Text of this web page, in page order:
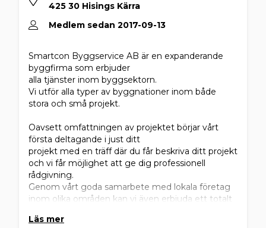
425 30 Hisings Kärra
Medlem sedan 2017-09-13
Smartcon Byggservice AB är en expanderande
byggfirma som erbjuder
alla tjänster inom byggsektorn.
Vi utför alla typer av byggnationer inom både
stora och små projekt.
Oavsett omfattningen av projektet börjar vårt
första deltagande i just ditt
projekt med en träff där du får beskriva ditt projekt
och vi får möjlighet att ge dig professionell
rådgivning.
Genom vårt goda samarbete med lokala företag
inom olika områden kan vi även erbjuda ett totalt
erbjuder samordning för hela projektet genom
Läs mer